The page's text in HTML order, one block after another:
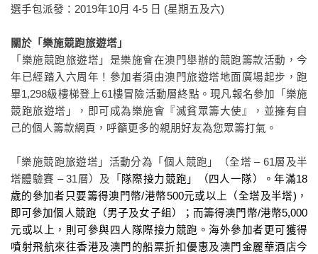
選手包派發： 2019年10月 4-5 日 (星期五及六)
關於「樂施競跑旅遊塔」
「樂施競跑旅遊塔」是樂施會在澳門舉辦的競跑籌款活動，今
年已經踏入六周年！參加者須由澳門旅遊塔地面廣場起步，跑
畢1,298級樓梯登上61樓冒險活動層終點。現凡報名參加「樂施
競跑旅遊塔」，即可成為樂施會『滅貧眾籌大使』，並擁有自
己的個人籌款網頁，呼籲更多的親朋好友為您眾籌打氣。
「樂施競跑旅遊塔」活動分為「個人競跑」（全塔 – 61層及半
塔體驗賽 – 31層）及「 隊際接力競跑」（四人一隊）。年滿18
歲的參加者只要籌得澳門幣/港幣500元或以上（全塔及半塔) ，
即可參加個人競跑（男子及女子組）；而籌得澳門幣/港幣5,000
元或以上，則可參與四人隊際接力競跑。海外參加者更可獲得
噴射飛航來往香港及澳門的船票折扣優惠及澳門金麗華酒店今